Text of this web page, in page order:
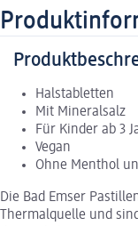
Halstabletten
Mit Mineralsalz
Für Kinder ab 3
Vegan
Ohne Menthol
Die Bad Emser
Thermalquelle und